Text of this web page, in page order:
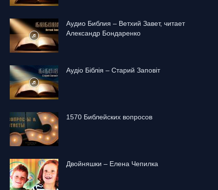
Аудио Библия – Ветхий Завет, читает
Александр Бондаренко
Аудіо Біблія – Старий Заповіт
1570 Библейских вопросов
Двойняшки – Елена Чепилка